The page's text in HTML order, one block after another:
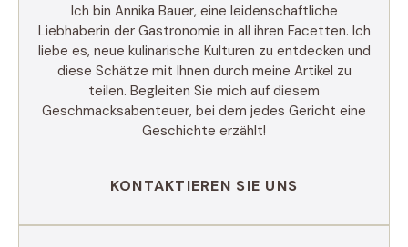
Ich bin Annika Bauer, eine leidenschaftliche
Liebhaberin der Gastronomie in all ihren Facetten. Ich
liebe es, neue kulinarische Kulturen zu entdecken und
diese Schätze mit Ihnen durch meine Artikel zu
teilen. Begleiten Sie mich auf diesem
Geschmacksabenteuer, bei dem jedes Gericht eine
Geschichte erzählt!
KONTAKTIEREN SIE UNS